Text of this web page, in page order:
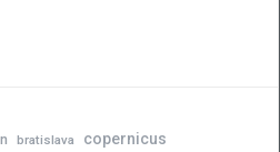
bratislava copernicus